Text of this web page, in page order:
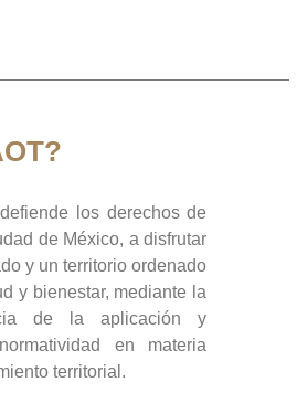
los derechos de
de México, a disfrutar
y un territorio ordenado
y bienestar, mediante la
de la aplicación y
en materia
territorial.